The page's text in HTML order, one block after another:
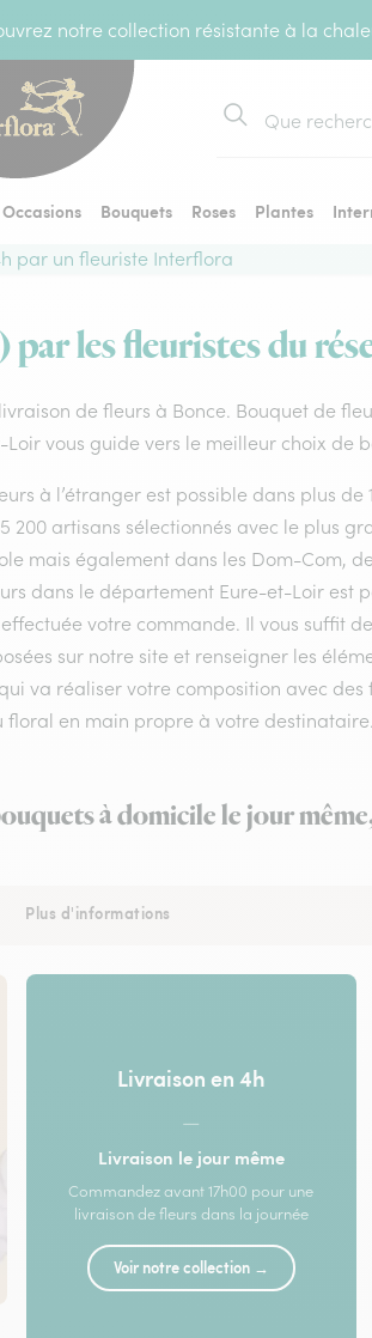
notre collection résistante à la
Rechercher
Occasions Bouquets Roses Plantes
par un fleuriste Interflora
les fleuristes du
de fleurs à Bonce. Bouquet de
vous guide vers le meilleur choix de
à l’étranger est possible dans plus
200 artisans sélectionnés avec le plus
mais également dans les Dom-Com,
dans le département Eure-et-Loir est
votre commande. Il vous suffit
sur notre site et renseigner les
va réaliser votre composition avec
en main propre à votre destinataire.
à domicile le jour
Plus d'informations
Livraison en 4h
—
Livraison le jour même
Commandez avant 17h00 pour une
livraison de fleurs dans la journée
Voir notre collection →